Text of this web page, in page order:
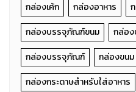
กล่องเค้ก
กล่องอาหาร
กล่องบรรจุภัณฑ์ขนม
กล่อ
กล่องบรรจุภัณฑ์
กล่องขนม
กล่องกระดาษสำหรับใส่อาหาร